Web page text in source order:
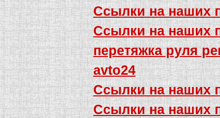
Ссылки на наших
Ссылки на наших
перетяжка руля
avto24
Ссылки на наших
Ссылки на наших